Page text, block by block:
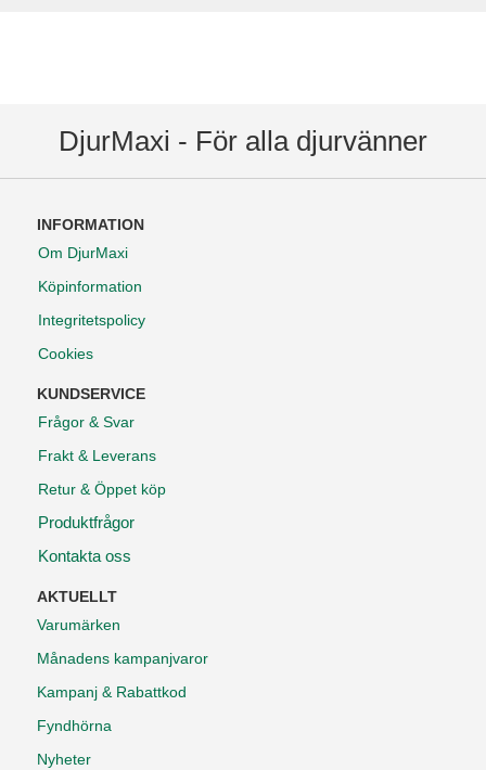
DjurMaxi - För alla djurvänner
INFORMATION
Om DjurMaxi
Köpinformation
Integritetspolicy
Cookies
KUNDSERVICE
Frågor & Svar
Frakt & Leverans
Retur & Öppet köp
Produktfrågor
Kontakta oss
AKTUELLT
Varumärken
Månadens kampanjvaror
Kampanj & Rabattkod
Fyndhörna
Nyheter